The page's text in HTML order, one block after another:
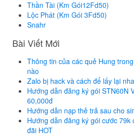
Thần Tài (Km Gói12Fd50)
Lộc Phát (Km Gói 3Fd50)
Snahr
Bài Viết Mới
Thông tin của các quẻ Hung
nào
Zalo bị hack và cách để lấy lại
Hướng dẫn đăng ký gói STN60N
60,000đ
Hướng dẫn nạp thẻ trả sau cho
Hướng dẫn đăng ký gói cước 79k
đãi HOT